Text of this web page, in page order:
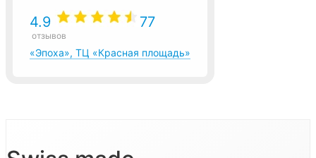
4.9 77
отзывов
«Эпоха», ТЦ «Красная площадь»